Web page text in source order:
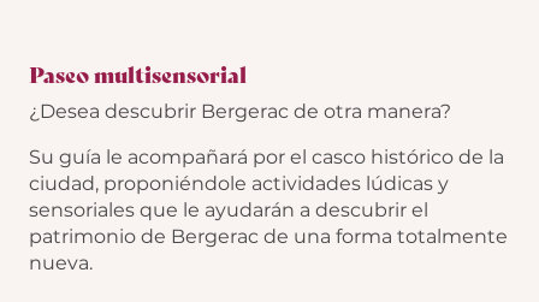
Paseo multisensorial
¿Desea descubrir Bergerac de otra manera?
Su guía le acompañará por el casco histórico de la
ciudad, proponiéndole actividades lúdicas y
sensoriales que le ayudarán a descubrir el
patrimonio de Bergerac de una forma totalmente
nueva.